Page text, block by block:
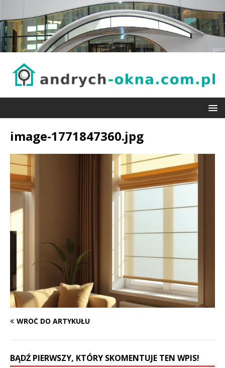
image-1771847360.jpg
WRÓĆ DO ARTYKUŁU
BĄDŹ PIERWSZY, KTÓRY SKOMENTUJE TEN WPIS!